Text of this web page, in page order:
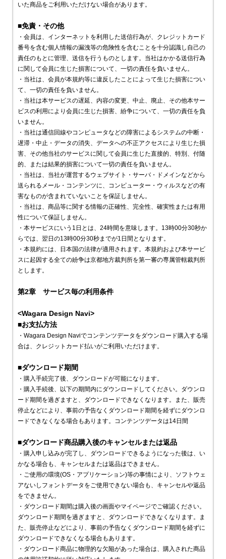
いた商品をご利用いただけない場合があります。
■免責・その他
・会員は、インターネットを利用した送信行為が、クレジットカード
番号を含む個人情報の漏洩等の危険性を含むことを十分認識し自己の
責任のもとに管理、送信を行うものとします。当社はかかる送信行為
に関して会員に生じた損害について、一切の責任を負いません。
・当社は、会員が本規約等に違反したことによって生じた損害につい
て、一切の責任を負いません。
・当社は本サービスの遅延、内容の変更、中止、廃止、その他本サー
ビスの利用により会員に生じた損害、紛争について、一切の責任を負
いません。
・当社は通信回線やコンピュータなどの障害によるシステムの中断・
遅滞・中止・データの消失、データへの不正アクセスにより生じた損
害、その他当社のサービスに関して会員に生じた直接的、特別、付随
的、または結果的損害について一切の責任を負いません。
・当社は、当社が運営するウェブサイト・サーバ・ドメインなどから
送られるメール・コンテンツに、コンピューター・ウィルスなどの有
害なものが含まれていないことを保証しません。
・当社は、商品等に関する情報の正確性、完全性、確実性または有用
性について保証しません。
・本サービスにいう1日とは、24時間を意味します。13時00分30秒か
らでは、翌日の13時00分30秒までが1日間となります。
・本規約には、日本国の法律が適用されます。本規約および本サービ
スに起因する全ての紛争は京都地方裁判所を第一審の専属管轄裁判所
とします。
第2章 サービス毎の利用条件
<Wagara Design Navi>
■お支払方法
・Wagara Design Naviでコンテンツデータをダウンロード購入する場
合は、クレジットカード払いがご利用いただけます。
■ダウンロード期間
・購入手続完了後、ダウンロードが可能になります。
・購入手続後、以下の期間内にダウンロードしてください。ダウンロ
ード期間を過ぎますと、ダウンロードできなくなります。また、販売
停止などにより、事前の予告なくダウンロード期間を経ずにダウンロ
ードできなくなる場合もあります。コンテンツデータは14日間
■ダウンロード商品購入後のキャンセルまたは返品
・購入申し込みが完了し、ダウンロードできるようになった後は、い
かなる場合も、キャンセルまたは返品はできません。
・ご使用の環境(OS・アプリケーション)等の事情により、ソフトウェ
アないしフォントデータをご使用できない場合も、キャンセルや返品
をできません。
・ダウンロード期間は購入後の画面やマイページでご確認ください。
ダウンロード期間を過ぎますと、ダウンロードできなくなります。ま
た、販売停止などにより、事前の予告なくダウンロード期間を経ずに
ダウンロードできなくなる場合もあります。
・ダウンロード商品に物理的な欠陥があった場合は、購入された商品